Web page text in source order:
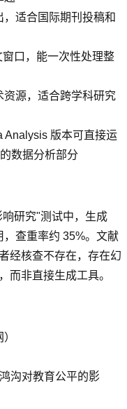
，适合国际期刊投稿和
口，能一次性处理整
资源，适合跨学科研究
Analysis 版本可直接运
数据分析部分
研究"测试中，生成
查重率约 35%。文献
经核查不存在，存在幻
而非直接生成工具。
沟对教育公平的影